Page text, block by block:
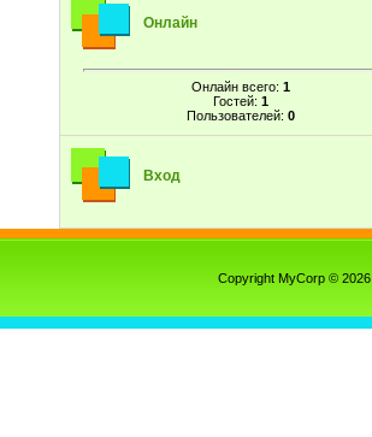
Онлайн
Онлайн всего: 1
Гостей: 1
Пользователей: 0
Вход
Copyright MyCorp © 2026